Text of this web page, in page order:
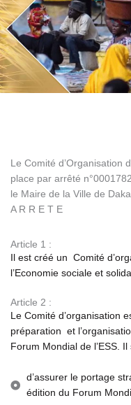
Le Comité
place par arrêté
le Maire de la Ville de
A R R E T E
Article 1 :
Il est créé un Comité
l’Economie sociale et
Article 2 :
Le Comité d’organisation
préparation et
Forum Mondial de l’ESS.
d’assurer le portage
édition du Forum